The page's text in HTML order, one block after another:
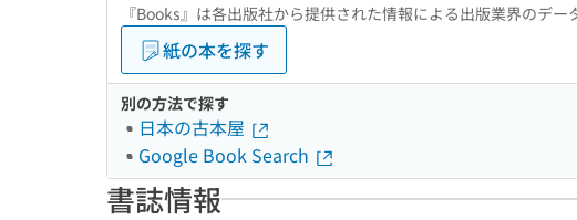
『Books』は各出版社から提供された情報による出版業界のデ
紙の本を探す
別の方法で探す
日本の古本屋
Google Book Search
書誌情報